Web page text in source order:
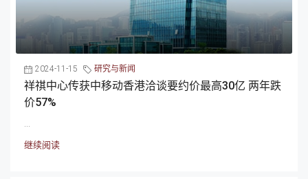
2024-11-15 研究与新闻
祥祺中心传获中移动香港洽谈要约价最高30亿 两年跌
价57%
...
继续阅读